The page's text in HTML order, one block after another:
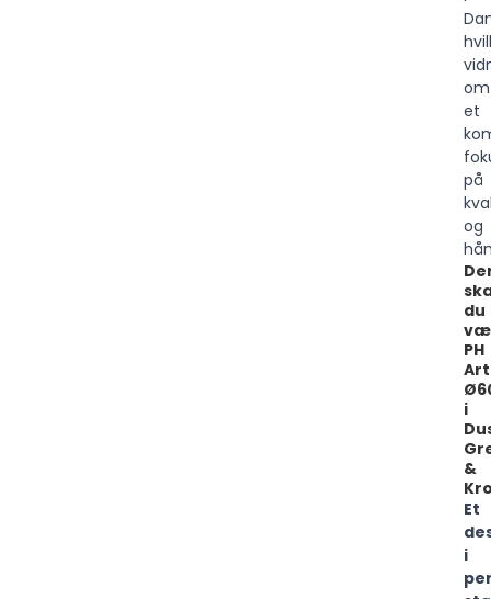
om
et
på
og
du
PH
i
&
Et
i